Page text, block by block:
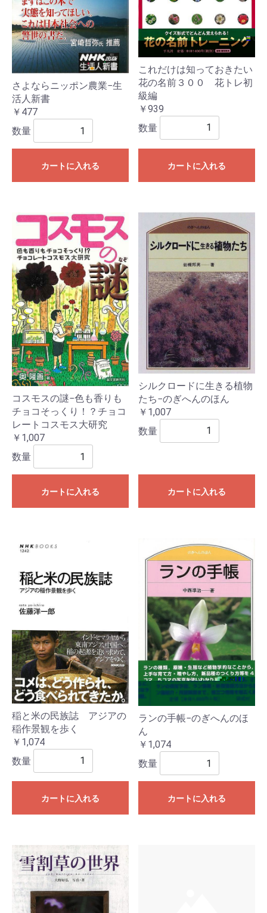
さよならニッポン農業−生
活人新書
￥477
数量
カートに入れる
これだけは知っておきたい
花の名前３００ 花トレ初
級編
￥939
数量
カートに入れる
コスモスの謎−色も香りも
チョコそっくり！？チョコ
レートコスモス大研究
￥1,007
数量
カートに入れる
シルクロードに生きる植物
たち−のぎへんのほん
￥1,007
数量
カートに入れる
稲と米の民族誌 アジアの
稲作景観を歩く
￥1,074
数量
カートに入れる
ランの手帳−のぎへんのほ
ん
￥1,074
数量
カートに入れる